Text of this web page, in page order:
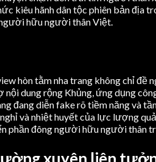
kiêu hãnh dân tộc phiên bản địa
hữu người thân Việt.
hòn tằm nha trang không chỉ
dung rộng Khủng, ứng dụng
đang diễn fake rõ tiềm năng và
và nhiệt huyết của lực lượng
phần đông người hữu người thân